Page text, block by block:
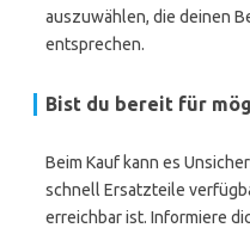
auszuwählen, die deinen
entsprechen.
Bist du bereit für
Beim Kauf kann es
schnell Ersatzteile
erreichbar ist. Informiere